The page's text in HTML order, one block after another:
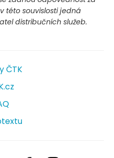
této souvislosti jedná
distribučních služeb.
ČTK